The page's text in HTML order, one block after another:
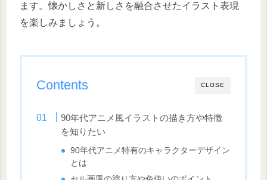
ます。懐かしさと新しさを融合させたイラスト表現
を楽しみましょう。
CLOSE
Contents
90年代アニメ風イラストの描き方や特徴
を知りたい
90年代アニメ特有のキャラクターデザイン
とは